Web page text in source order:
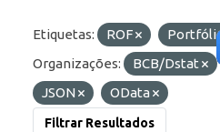
Etiquetas: ROF
Organizações:
BCB/Dstat
JSON
OData
Filtrar Resultados